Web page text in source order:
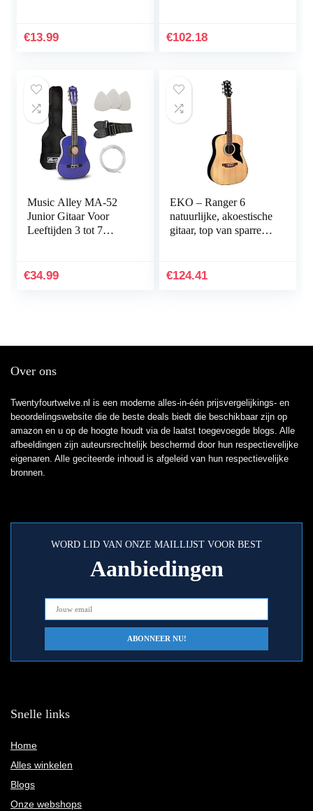
Speelgoed Muzikale…
€13.99 €102.18
Music Alley MA-52
Junior Gitaar Voor
Leeftijden 3 tot 7
€34.99
EKO – Ranger 6
natuurlijke, akoestische
gitaar, top van sparren,
€124.41
Over ons
Twentyfourtwelve.nl is een moderne alles-in-één prijsvergelijkings- en
beoordelingswebsite die de beste deals biedt die beschikbaar zijn op
amazon en u op de hoogte houdt via de laatst toegevoegde blogs. Alle
afbeeldingen zijn auteursrechtelijk beschermd door hun respectievelijke
eigenaren. Alle geciteerde inhoud is afgeleid van hun respectievelijke
bronnen.
WORD LID VAN ONZE MAILLIJST VOOR BEST
Aanbiedingen
Snelle links
Home
Alles winkelen
Blogs
Onze webshops